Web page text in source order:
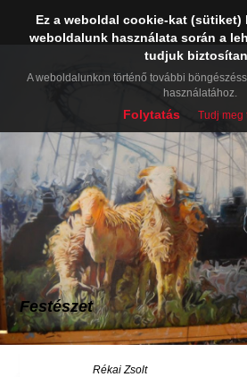
Festészet
Rékai Zsolt
Ez a weboldal cookie-kat (sütiket)
weboldalunk használata során a
tudjuk
A weboldalunkon történő további
használatához.
Folytatás Tudj meg